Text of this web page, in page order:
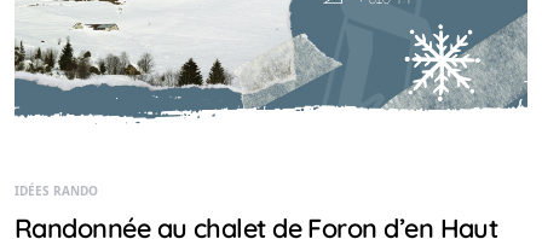
IDÉES RANDO
Randonnée au chalet de Foron d’en Haut